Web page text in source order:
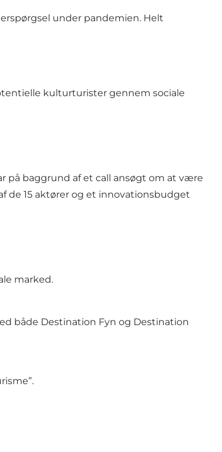
under pandemien. Helt
kulturturister gennem sociale
på baggrund af et call ansøgt om at være
de 15 aktører og et innovationsbudget
marked.
både Destination Fyn og Destination